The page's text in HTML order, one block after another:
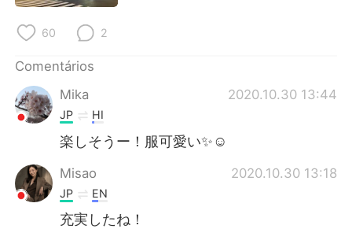
60 2
Comentários
Mika
2020.10.30 13:44
JP HI
楽しそうー！服可愛い✨☺️
Misao 2020.10.30 13:18
JP EN
充実したね！